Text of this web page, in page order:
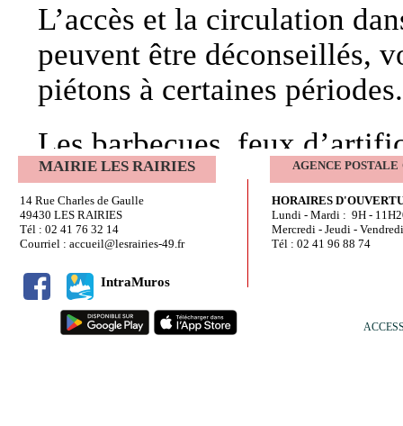
L’accès et la circulation
peuvent être déconseillés,
piétons à certaines périodes.
Les barbecues, feux
également être interdits.
.
Les travaux agricoles et
générer des étincelles
tronçonneuses à moteur,
réglementés, voire interdits.
-Débroussaillage :
de ma maison : je
j’élague les arbres
-Construction : si vous
couverte par un «plan
feu de forêt
», adaptez
votre sécurité (volet,
Que faire en cas de
14 Rue Charles de Gaulle
49430 LES RAIRIES
Tél : 02 41 76 32 14
Courriel : accueil@lesrairies-49.fr
HORAIRES
Lundi - Mardi : 9H -
Mercredi - Jeudi -
Tél : 02 41 96 88 74
IntraMuros
AGENCE POSTALE
MAIRIE LES RAIRIES